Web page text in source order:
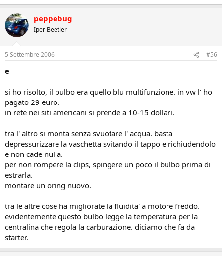
peppebug
Iper Beetler
5 Settembre 2006 #56
e
si ho risolto, il bulbo era quello blu multifunzione. in vw l' ho
pagato 29 euro.
in rete nei siti americani si prende a 10-15 dollari.
tra l' altro si monta senza svuotare l' acqua. basta
depressurizzare la vaschetta svitando il tappo e richiudendolo
e non cade nulla.
per non rompere la clips, spingere un poco il bulbo prima di
estrarla.
montare un oring nuovo.
tra le altre cose ha migliorate la fluidita' a motore freddo.
evidentemente questo bulbo legge la temperatura per la
centralina che regola la carburazione. diciamo che fa da
starter.